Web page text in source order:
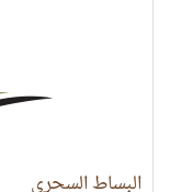
البساط السحري